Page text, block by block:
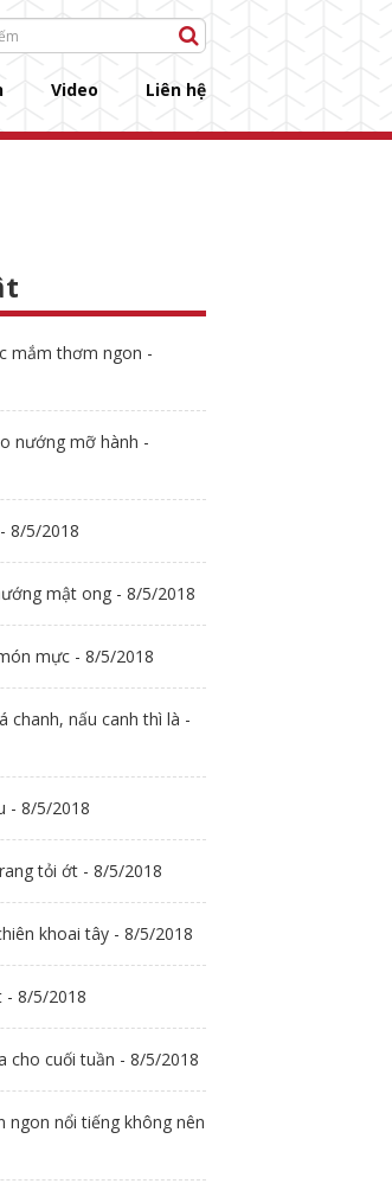
Video Liên hệ
mắm thơm ngon -
nướng mỡ hành -
8/5/2018
mật ong - 8/5/2018
mực - 8/5/2018
chanh, nấu canh thì là -
- 8/5/2018
tỏi ớt - 8/5/2018
khoai tây - 8/5/2018
- 8/5/2018
cho cuối tuần - 8/5/2018
ngon nổi tiếng không nên